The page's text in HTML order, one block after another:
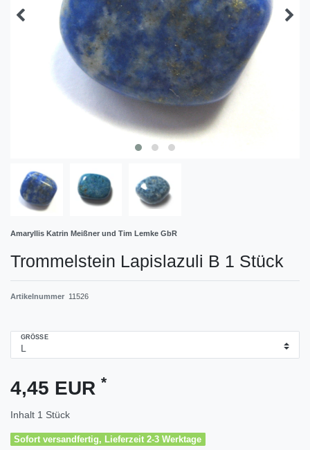
Amaryllis Katrin Meißner und Tim Lemke GbR
Trommelstein Lapislazuli B 1 Stück
Artikelnummer 11526
GRÖSSE
4,45 EUR *
Inhalt 1 Stück
Sofort versandfertig, Lieferzeit 2-3 Werktage